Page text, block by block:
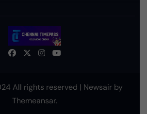
All rights reserved | Newsair by
Themeansar.